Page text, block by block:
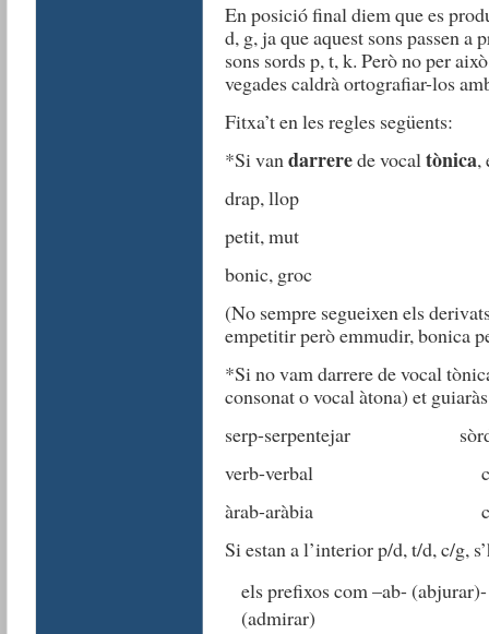
En posició final diem que es
d, g, ja que aquest sons passen a
sons sords p, t, k. Però no per
vegades caldrà ortografiar-los
Fitxa’t en les regles següents:
*Si vandarrerede vocaltònica,
drap, llop
petit, mut
bonic, groc
(No sempre segueixen els
empetitir però emmudir, bonica
*Si no vam darrere de vocal
consonat o vocal àtona) et
serp-serpentejar
verb-verbal
àrab-aràbia càstig-
Si estan a l’interior p/d, t/d, c/g,
els prefixos com –ab-
(admirar)